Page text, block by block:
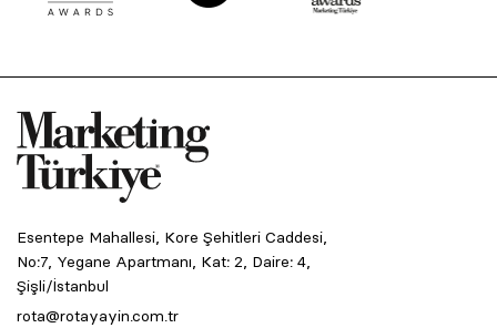
Esentepe Mahallesi, Kore Şehitleri Caddesi,
No:7, Yegane Apartmanı, Kat: 2, Daire: 4,
Şişli/İstanbul
rota@rotayayin.com.tr